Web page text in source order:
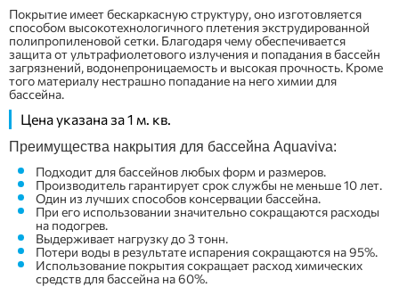
Покрытие имеет бескаркасную структуру, оно изготовляется
способом высокотехнологичного плетения экструдированной
полипропиленовой сетки. Благодаря чему обеспечивается
защита от ультрафиолетового излучения и попадания в бассейн
загрязнений, водонепроницаемость и высокая прочность. Кроме
того материалу нестрашно попадание на него химии для
бассейна.
Цена указана за 1 м. кв.
Преимущества накрытия для бассейна Aquaviva:
Подходит для бассейнов любых форм и размеров.
Производитель гарантирует срок службы не меньше 10 лет.
Один из лучших способов консервации бассейна.
При его использовании значительно сокращаются расходы
на подогрев.
Выдерживает нагрузку до 3 тонн.
Потери воды в результате испарения сокращаются на 95%.
Использование покрытия сокращает расход химических
средств для бассейна на 60%.